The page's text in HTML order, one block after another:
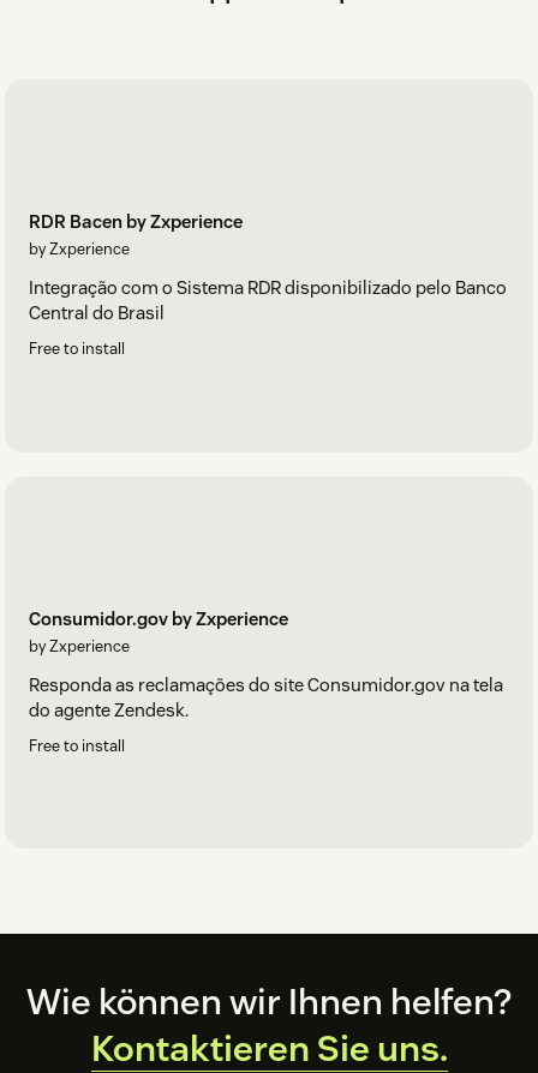
RDR Bacen by Zxperience
by Zxperience
Integração com o Sistema RDR disponibilizado pelo Banco
Central do Brasil
Free to install
Consumidor.gov by Zxperience
by Zxperience
Responda as reclamações do site Consumidor.gov na tela
do agente Zendesk.
Free to install
Footer
Wie können wir Ihnen helfen?
Kontaktieren Sie uns.